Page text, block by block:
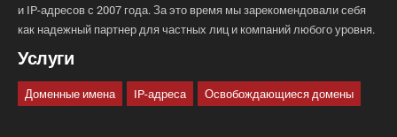
и IP-адресов с 2007 года. За это время мы зарекомендовали себя
как надежный партнер для частных лиц и компаний любого уровня.
Услуги
Доменные имена IP-адреса Освобождающиеся домены